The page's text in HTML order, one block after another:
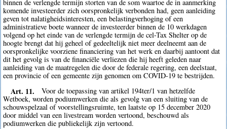
binnen de verlengde termijn storten van de som waartoe de in aanmerking
komende investeerder zich oorspronkelijk verbonden had, geen aanleiding
geven tot nalatigheidsinteresten, een belastingverhoging of een
administratieve boete wanneer de investeerder binnen de 10 werkdagen
volgend op het einde van de verlengde termijn de cel-Tax Shelter op de
hoogte brengt dat hij geheel of gedeeltelijk niet meer deelneemt aan de
oorspronkelijke voorziene financiering van het werk en daarbij aantoont dat
dit het gevolg is van de financiële verliezen die hij heeft geleden naar
aanleiding van de maatregelen die door de federale regering, een deelstaat,
een provincie of een gemeente zijn genomen om COVID-19 te bestrijden.
Art. 11.
Voor de toepassing van artikel 194ter/1 van hetzelfde
Wetboek, worden podiumwerken die als gevolg van een sluiting van de
schouwspelzaal of voorstellingsruimte, ten laatste op 15 december 2020
door middel van een livestream worden vertoond, beschouwd als
podiumwerken die publiekelijk zijn vertoond.